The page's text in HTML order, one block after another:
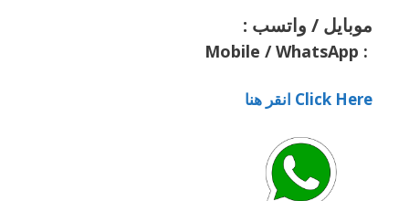
موبايل / واتسب :
:
Mobile / WhatsApp
Click Here انقر هنا